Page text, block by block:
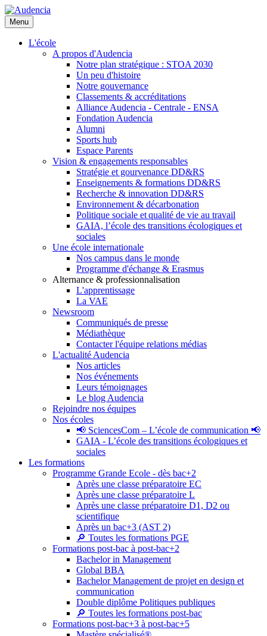
Aller
au
contenu
principal
Menu
L'école
A propos d'Audencia
Notre plan stratégique : STOA 2030
Un peu d'histoire
Notre gouvernance
Classements & accréditations
Alliance Audencia - Centrale - ENSA
Fondation Audencia
Alumni
Sports hub
Espace Parents
Vision & engagements responsables
Stratégie et gourvenance DD&RS
Enseignements & formations DD&RS
Recherche & innovation DD&RS
Environnement & décarbonation
Politique sociale et qualité de vie au travail
GAIA, l’école des transitions écologiques et
sociales
Une école internationale
Nos campus dans le monde
Programme d'échange & Erasmus
Alternance & professionnalisation
L'apprentissage
La VAE
Newsroom
Communiqués de presse
Médiathèque
Contacter l'équipe relations médias
L'actualité Audencia
Nos articles
Nos événements
Leurs témoignages
Le blog Audencia
Rejoindre nos équipes
Nos écoles
📢 SciencesCom – L’école de communication 📢
GAIA - L’école des transitions écologiques et
sociales
Les formations
Programme Grande Ecole - dès bac+2
Après une classe préparatoire EC
Après une classe préparatoire L
Après une classe préparatoire D1, D2 ou
scientifique
Après un bac+3 (AST 2)
🔎 Toutes les formations PGE
Formations post-bac à post-bac+2
Bachelor in Management
Global BBA
Bachelor Management de projet en design et
communication
Double diplôme Politiques publiques
🔎 Toutes les formations post-bac
Formations post-bac+3 à post-bac+5